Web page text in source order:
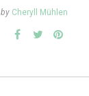
by Cheryll Mühlen